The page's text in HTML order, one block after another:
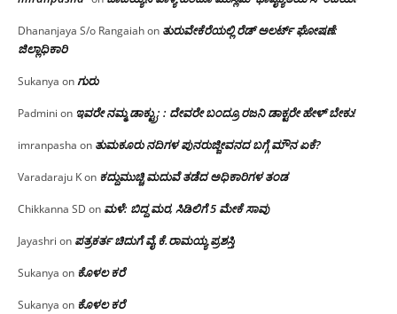
Dhananjaya S/o Rangaiahon ತುರುವೇಕೆರೆಯಲ್ಲಿ ರೆಡ್ ಅಲರ್ಟ್ ಘೋಷಣೆ:
ಜಿಲ್ಲಾಧಿಕಾರಿ
Sukanya onಗುರು
Padmini on ಇವರೇ ನಮ್ಮ ಡಾಕ್ಟ್ರು; : ದೇವರೇ ಬಂದ್ರೂ ರಜನಿ ಡಾಕ್ಟರೇ ಹೇಳ್ ಬೇಕು!
imranpasha on ತುಮಕೂರು ನದಿಗಳ ಪುನರುಜ್ಜೀವನದ ಬಗ್ಗೆ ಮೌನ ಏಕೆ?
Varadaraju Kon ಕದ್ದುಮುಚ್ಚಿ ಮದುವೆ ತಡೆದ ಅಧಿಕಾರಿಗಳ ತಂಡ
Chikkanna SD on ಮಳೆ: ಬಿದ್ದ ಮರ, ಸಿಡಿಲಿಗೆ 5 ಮೇಕೆ ಸಾವು
Jayashri on ಪತ್ರಕರ್ತ ಚಿದುಗೆ ವೈ.ಕೆ.ರಾಮಯ್ಯ ಪ್ರಶಸ್ತಿ
Sukanya on ಕೊಳಲ ಕರೆ
Sukanya on ಕೊಳಲ ಕರೆ